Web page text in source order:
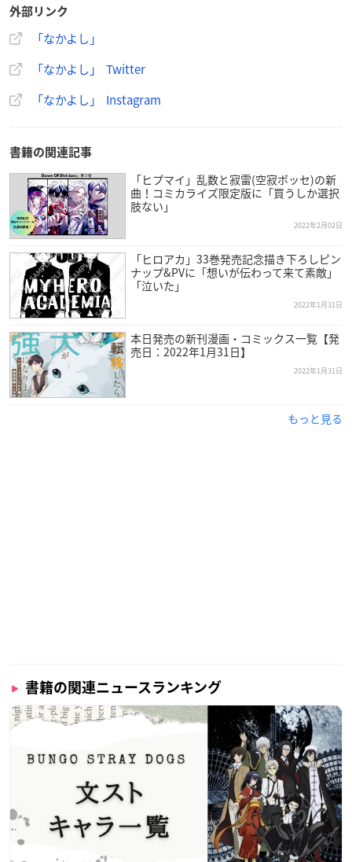
外部リンク
「なかよし」
「なかよし」 Twitter
「なかよし」 Instagram
書籍の関連記事
「ヒプマイ」乱数と寂雷(空寂ポッセ)の新
曲！コミカライズ限定版に「買うしか選択
肢ない」
2022年2月02日
「ヒロアカ」33巻発売記念描き下ろしピン
ナップ&PVに「想いが伝わって来て素敵」
「泣いた」
2022年1月31日
本日発売の新刊漫画・コミックス一覧【発
売日：2022年1月31日】
2022年1月31日
もっと見る
書籍の関連ニュースランキング